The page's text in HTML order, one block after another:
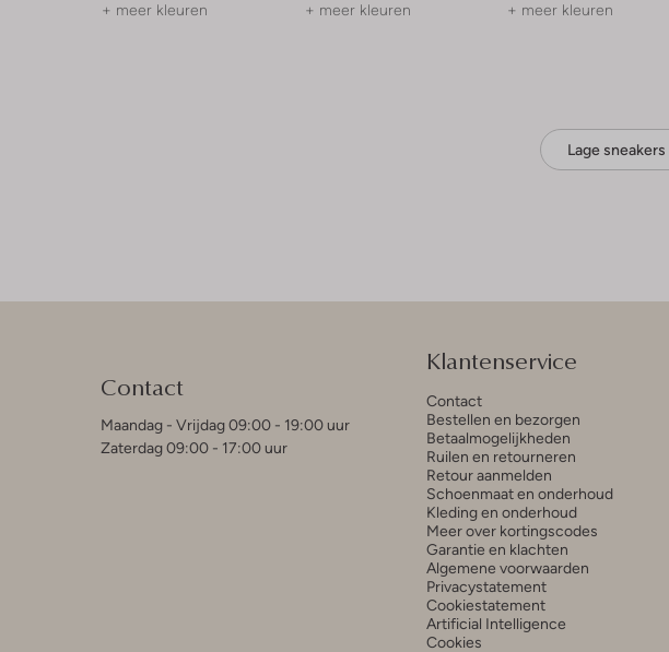
+ meer kleuren + meer kleuren + meer kleuren
Lage sneakers
Contact
Maandag - Vrijdag 09:00 - 19:00 uur
Zaterdag 09:00 - 17:00 uur
Klantenservice
Contact
Bestellen en bezorgen
Betaalmogelijkheden
Ruilen en retourneren
Retour aanmelden
Schoenmaat en onderhoud
Kleding en onderhoud
Meer over kortingscodes
Garantie en klachten
Algemene voorwaarden
Privacystatement
Cookiestatement
Artificial Intelligence
Cookies